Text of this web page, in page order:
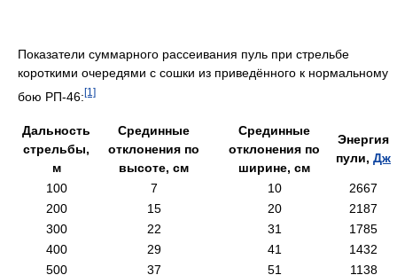
Показатели суммарного рассеивания пуль при стрельбе
короткими очередями с сошки из приведённого к нормальному
бою РП-46: [1]
Дальность
стрельбы,
м
Срединные
отклонения по
высоте, см
Срединные
отклонения по
ширине, см
Энергия
пули, Дж
100 7 10
2667
200
15 20
2187
300
22 31
1785
400
29 41
1432
500
37 51 1138